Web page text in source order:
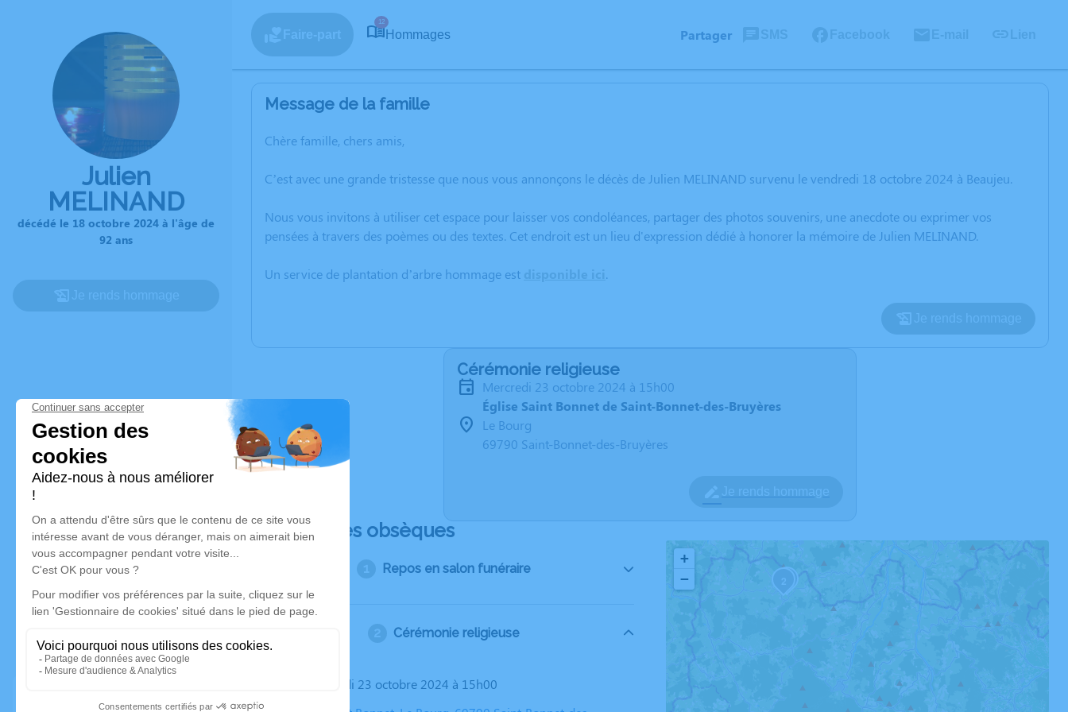
Julien
MELINAND
décédé le 18 octobre 2024 à l'âge de
92 ans
12
Hommages Partager
Message de la famille
Chère famille, chers amis,
C’est avec une grande tristesse que nous vous annonçons le décès de Julien MELINAND survenu le vendredi 18 octobre 2024 à Beaujeu.
Nous vous invitons à utiliser cet espace pour laisser vos condoléances, partager des photos souvenirs, une anecdote ou exprimer vos
pensées à travers des poèmes ou des textes. Cet endroit est un lieu d'expression dédié à honorer la mémoire de Julien MELINAND.
Un service de plantation d’arbre hommage est .
Cérémonie religieuse
mercredi 23 octobre 2024 à 15h00
Église Saint Bonnet de Saint-Bonnet-des-Bruyères
Le Bourg
69790 Saint-Bonnet-des-Bruyères
Déroulé des obsèques
Repos en salon funéraire
Cérémonie religieuse
Le mercredi 23 octobre 2024 à 15h00
+
−